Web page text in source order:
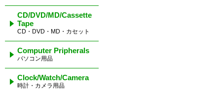
CD/DVD/MD/Cassette
Tape
CD・DVD・MD・カセット
Computer Pripherals
パソコン用品
Clock/Watch/Camera
時計・カメラ用品